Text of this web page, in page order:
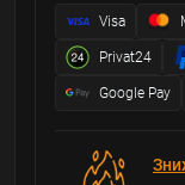
Visa
Privat24
Google Pay